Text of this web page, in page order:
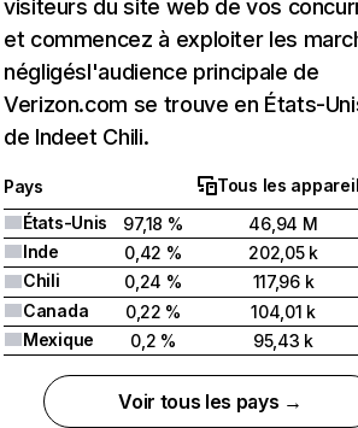
visiteurs du site web de vos
et commencez à exploiter les
négligésl'audience principale de
Verizon.com se trouve en États-
de Indeet Chili.
Pays
Tous les
États-Unis
97,18 %
46,94 M
Inde
0,42 %
202,05 k
Chili
0,24 %
117,96 k
Canada
0,22 %
104,01 k
Mexique
0,2 % 95,43 k
Voir tous les pays →